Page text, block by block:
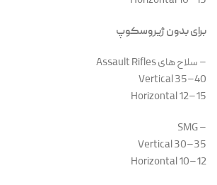
برای بدون ژیروسکوپ
– سلاح های Assault Rifles
Vertical 35–40
Horizontal 12–15
– SMG
Vertical 30–35
Horizontal 10–12